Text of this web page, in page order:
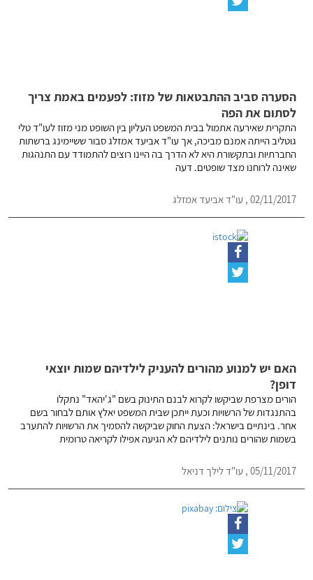
הסערה סביב ההתבטאות של מזוז: לפעמים באמת צריך
לסתום את הפה
התקרית שאירעה אתמול בבית המשפט העליון בין השופט מני מזוז לעו"ד טלי
גוטליב הייתה אמנם מביכה, אך עו"ד אביעד אמזלג סבור ששיימינג ברשתות
החברתיות ובתקשורת היא לא הדרך בה היינו רוצים להתמודד עם התנהגות
שאינה לרוחנו מצד שופטים. דעה
02/11/2017 , עו"ד אביעד אמזלג
האם יש למנוע מהורים להעניק לילדיהם שמות יוצאי
דופן?
הורים מצרפת שביקשו לקרוא לבנם התינוק בשם "ג'יהאד" נתקלו
בהתנגדות של הרשויות וכעת ייתכן שבית המשפט יאלץ אותם לבחור בשם
אחר. בינתיים בישראל: הצעת החוק שביקשה להסמיך את הרשויות להתערב
בשמות שהורים נותנים לילדיהם לא הגיעה אפילו לקריאה טרומית
05/11/2017 , עו"ד לילך דניאל